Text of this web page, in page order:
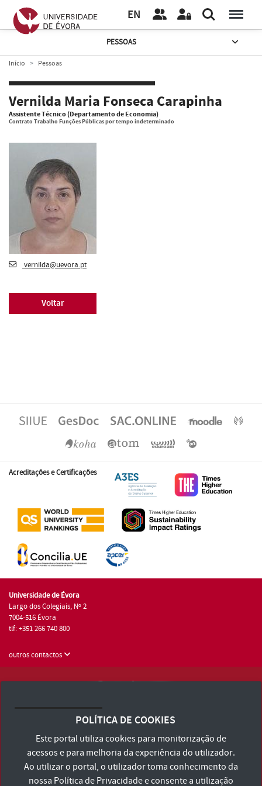
EN
PESSOAS
Início Pessoas
Vernilda Maria Fonseca Carapinha
Assistente Técnico (Departamento de Economia)
Contrato Trabalho Funções Públicas por tempo indeterminado
vernilda@uevora.pt
Voltar
Acreditações e Certificações
Universidade de Évora
Largo dos Colegiais, Nº 2
7004-516 Évora
tlf: +351 266 740 800
outros contactos
Consulte os Termos e Condições e Política de Privacidade
Declaração de Acessibilidade
POLÍTICA DE COOKIES
Este portal utiliza cookies para monitorização de
acessos e para melhoria da experiência do utilizador.
Ao utilizar o portal, o utilizador toma conhecimento da
nossa Política de Privacidadee consente a utilização